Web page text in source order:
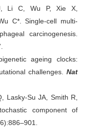
Li C, Wu P, Xie X,
C*. Single-cell multi-
carcinogenesis.
ageing clocks:
challenges. Nat
Lasky-Su JA, Smith R,
component of